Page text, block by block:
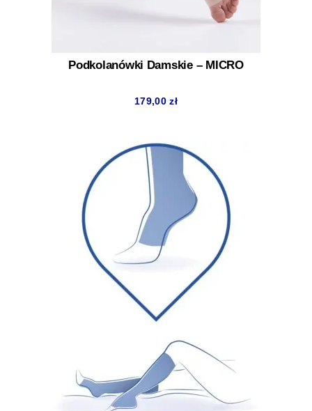
Podkolanówki Damskie – MICRO
179,00zł